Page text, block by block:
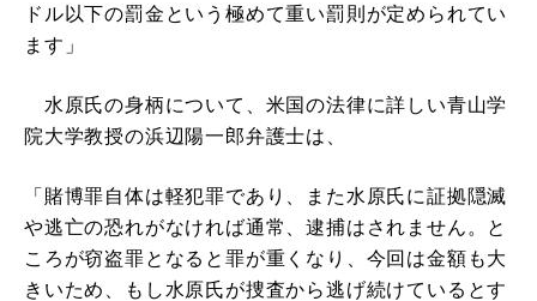
ドル以下の罰金という極めて重い罰則が定められてい
ます」
水原氏の身柄について、米国の法律に詳しい青山学
院大学教授の浜辺陽一郎弁護士は、
「賭博罪自体は軽犯罪であり、また水原氏に証拠隠滅
や逃亡の恐れがなければ通常、逮捕はされません。と
ころが窃盗罪となると罪が重くなり、今回は金額も大
きいため、もし水原氏が捜査から逃げ続けているとす